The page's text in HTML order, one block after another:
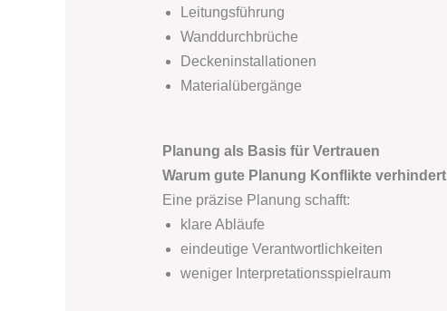
Leitungsführung
Wanddurchbrüche
Deckeninstallationen
Materialübergänge
Planung als Basis für Vertrauen
Warum gute Planung Konflikte verhindert
Eine präzise Planung schafft:
klare Abläufe
eindeutige Verantwortlichkeiten
weniger Interpretationsspielraum